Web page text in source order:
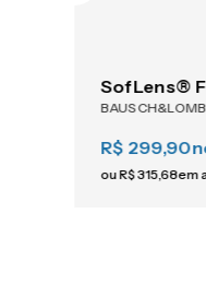
SofLens®
BAUSCH&LOMB
R$ 299,90
ouR$315,68em